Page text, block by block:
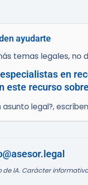
ayudarte
temas legales, no
en
este recurso
legal?,
IA. Carácter